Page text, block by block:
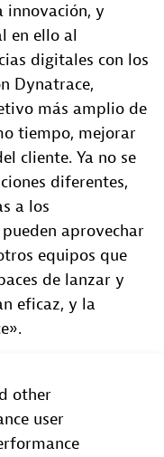
innovación, y
en ello al
digitales con los
Dynatrace,
más amplio de
tiempo, mejorar
cliente. Ya no se
diferentes,
a los
aprovechar
equipos que
de lanzar y
eficaz, y la
other
user